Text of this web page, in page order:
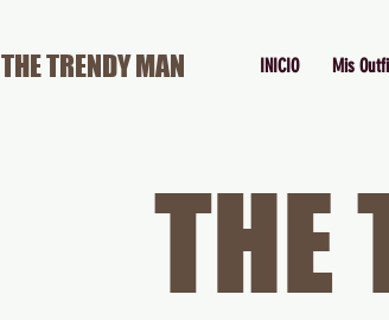
INICIO Mis
THE TRENDY MAN
THE